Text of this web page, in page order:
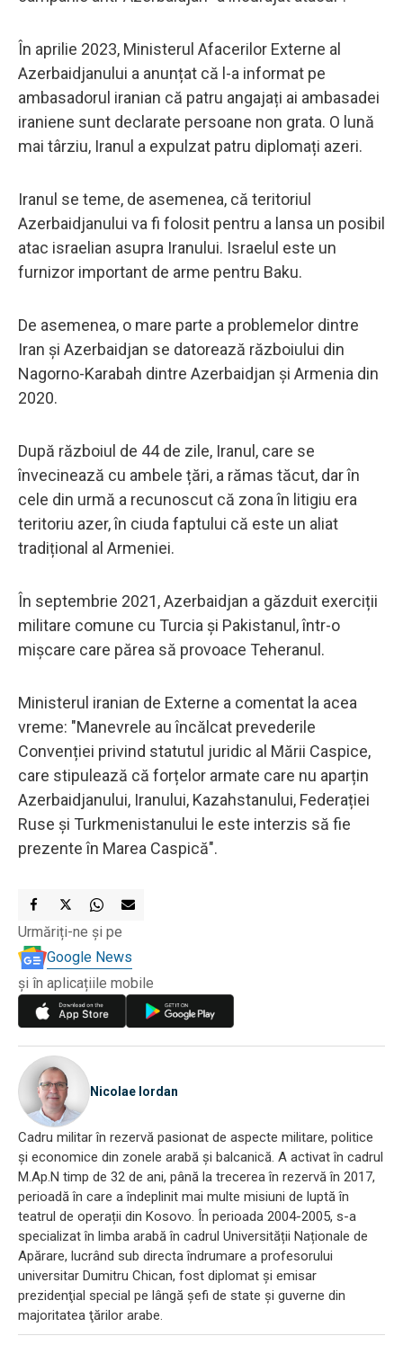
În aprilie 2023, Ministerul Afacerilor Externe al
Azerbaidjanului a anunțat că l-a informat pe
ambasadorul iranian că patru angajați ai ambasadei
iraniene sunt declarate persoane non grata. O lună
mai târziu, Iranul a expulzat patru diplomați azeri.
Iranul se teme, de asemenea, că teritoriul
Azerbaidjanului va fi folosit pentru a lansa un posibil
atac israelian asupra Iranului. Israelul este un
furnizor important de arme pentru Baku.
De asemenea, o mare parte a problemelor dintre
Iran și Azerbaidjan se datorează războiului din
Nagorno-Karabah dintre Azerbaidjan și Armenia din
2020.
După războiul de 44 de zile, Iranul, care se
învecinează cu ambele țări, a rămas tăcut, dar în
cele din urmă a recunoscut că zona în litigiu era
teritoriu azer, în ciuda faptului că este un aliat
tradițional al Armeniei.
În septembrie 2021, Azerbaidjan a găzduit exerciții
militare comune cu Turcia și Pakistanul, într-o
mișcare care părea să provoace Teheranul.
Ministerul iranian de Externe a comentat la acea
vreme: "Manevrele au încălcat prevederile
Convenției privind statutul juridic al Mării Caspice,
care stipulează că forțelor armate care nu aparțin
Azerbaidjanului, Iranului, Kazahstanului, Federației
Ruse și Turkmenistanului le este interzis să fie
prezente în Marea Caspică".
Urmăriți-ne și pe
Google News
și în aplicațiile mobile
Nicolae Iordan
Cadru militar în rezervă pasionat de aspecte militare, politice
și economice din zonele arabă și balcanică. A activat în cadrul
M.Ap.N timp de 32 de ani, până la trecerea în rezervă în 2017,
perioadă în care a îndeplinit mai multe misiuni de luptă în
teatrul de operații din Kosovo. În perioada 2004-2005, s-a
specializat în limba arabă în cadrul Universității Naționale de
Apărare, lucrând sub directa îndrumare a profesorului
universitar Dumitru Chican, fost diplomat și emisar
prezidenţial special pe lângă şefi de state şi guverne din
majoritatea ţărilor arabe.